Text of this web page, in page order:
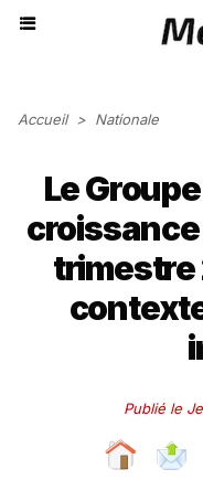
Accueil > Nationale
Le
trimestre
Publié le